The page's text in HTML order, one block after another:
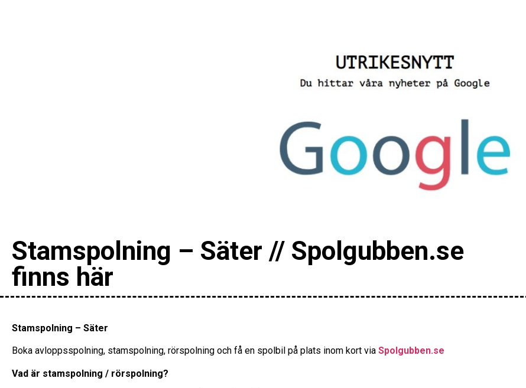
Stamspolning – Säter // Spolgubben.se
finns här
Stamspolning – Säter
Boka avloppsspolning, stamspolning, rörspolning och få en spolbil på plats inom kort via Spolgubben.se
Vad är stamspolning / rörspolning?